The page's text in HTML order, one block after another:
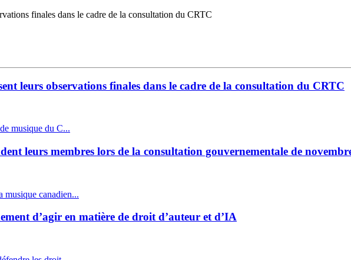
finales dans le cadre de la consultation du CRTC
leurs observations finales dans le cadre de la consultation du CRTC
musique du C...
leurs membres lors de la consultation gouvernementale de
musique canadien...
d’agir en matière de droit d’auteur et d’IA